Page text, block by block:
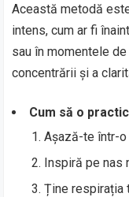
Această metodă
intens, cum ar fi
sau în momentele
concentrării și a
Cum să o
Așază-te într-
Inspiră pe nas
Ține respirația